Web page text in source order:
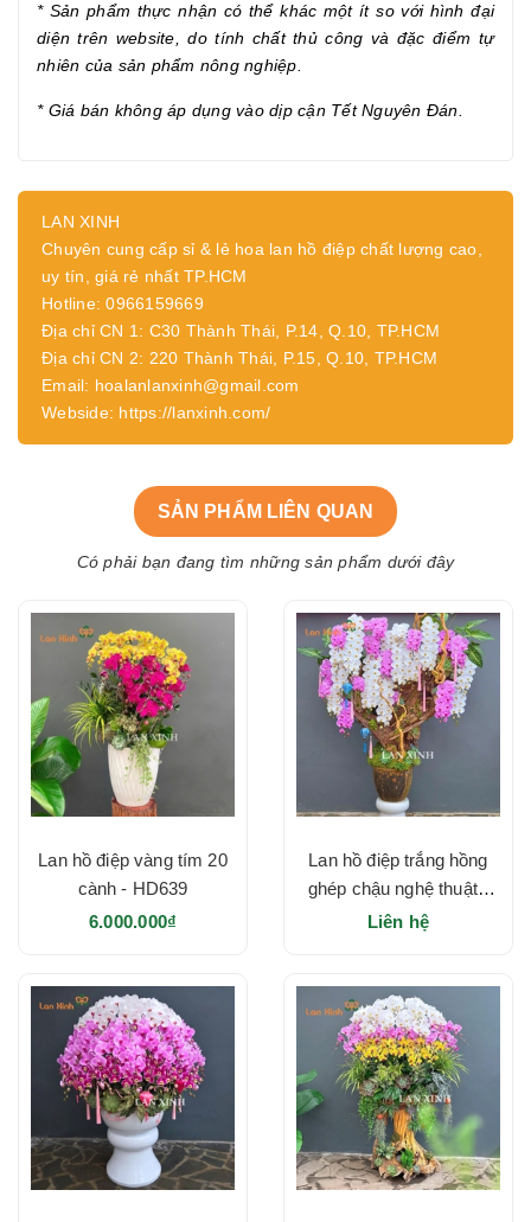
* Sản phẩm thực nhận có thể khác một ít so với hình đại
diện trên website, do tính chất thủ công và đặc điểm tự
nhiên của sản phẩm nông nghiệp.
* Giá bán không áp dụng vào dịp cận Tết Nguyên Đán.
LAN XINH
Chuyên cung cấp sỉ & lẻ hoa lan hồ điệp chất lượng cao,
uy tín, giá rẻ nhất TP.HCM
Hotline: 0966159669
Địa chỉ CN 1: C30 Thành Thái, P.14, Q.10, TP.HCM
Địa chỉ CN 2: 220 Thành Thái, P.15, Q.10, TP.HCM
Email: hoalanlanxinh@gmail.com
Webside: https://lanxinh.com/
SẢN PHẨM LIÊN QUAN
Có phải bạn đang tìm những sản phẩm dưới đây
Lan hồ điệp vàng tím 20
cành - HD639
6.000.000₫
Lan hồ điệp trắng hồng
ghép chậu nghệ thuật -
HD633
Liên hệ